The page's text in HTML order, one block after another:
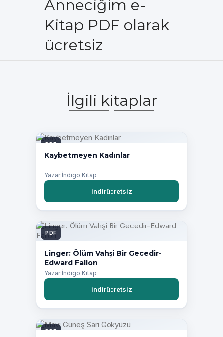
Anneciğim e-
Kitap PDF olarak
ücretsiz
İlgili kitaplar
PDF
Kaybetmeyen Kadınlar
Yazar:İndigo Kitap
indirücretsiz
PDF
Linger: Ölüm Vahşi Bir Gecedir-
Edward Fallon
Yazar:İndigo Kitap
indirücretsiz
PDF